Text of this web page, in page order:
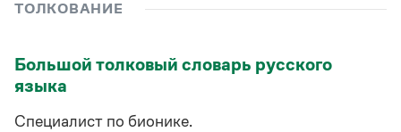
Словари русского языка как государственного
Справочники
Правила русской орфографии и пунктуации
Управление в русском языке
Правила русской орфографии и пунктуации
ТОЛКОВАНИЕ
Большой толковый словарь русского
языка
Специалист по бионике.